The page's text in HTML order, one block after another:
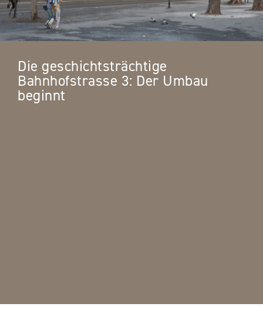
Die geschichtsträchtige
Bahnhofstrasse 3: Der Umbau
beginnt